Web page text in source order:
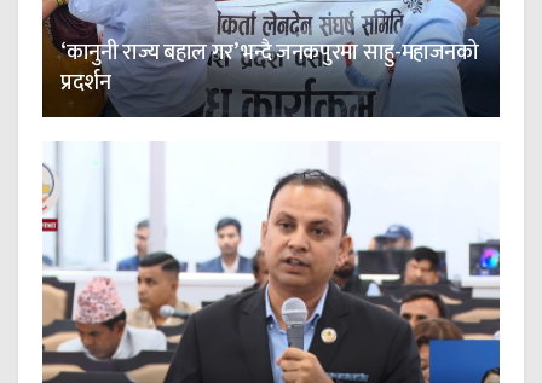
‘कानुनी राज्य बहाल गर’ भन्दै जनकपुरमा साहु-महाजनको
प्रदर्शन